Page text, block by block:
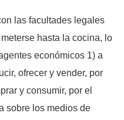
las facultades legales
hasta la cocina, lo
económicos 1) a
ofrecer y vender, por
y consumir, por el
sobre los medios de